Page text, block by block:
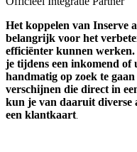
Het koppelen van Inserve
belangrijk voor het
efficiënter kunnen
je tijdens een inkomend of
handmatig op zoek te
verschijnen die direct in
kun je van daaruit diverse
een klantkaart